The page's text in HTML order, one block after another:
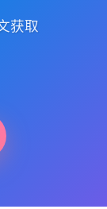
获取